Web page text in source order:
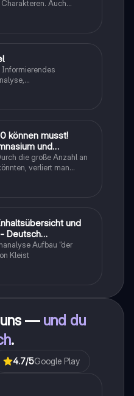
Auch
KI erstellt
Informierendes
können musst!
und
die große Anzahl an
verliert man
ich von den kleinsten
alles
und
Deutsch
Aufbau “der
Kleist
uns — und du
.
4.7/5Google Play